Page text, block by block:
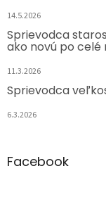
14.5.2026
Sprievodca
ako novú po celé
11.3.2026
Sprievodca
6.3.2026
Facebook